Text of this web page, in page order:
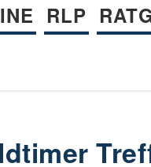
RLP